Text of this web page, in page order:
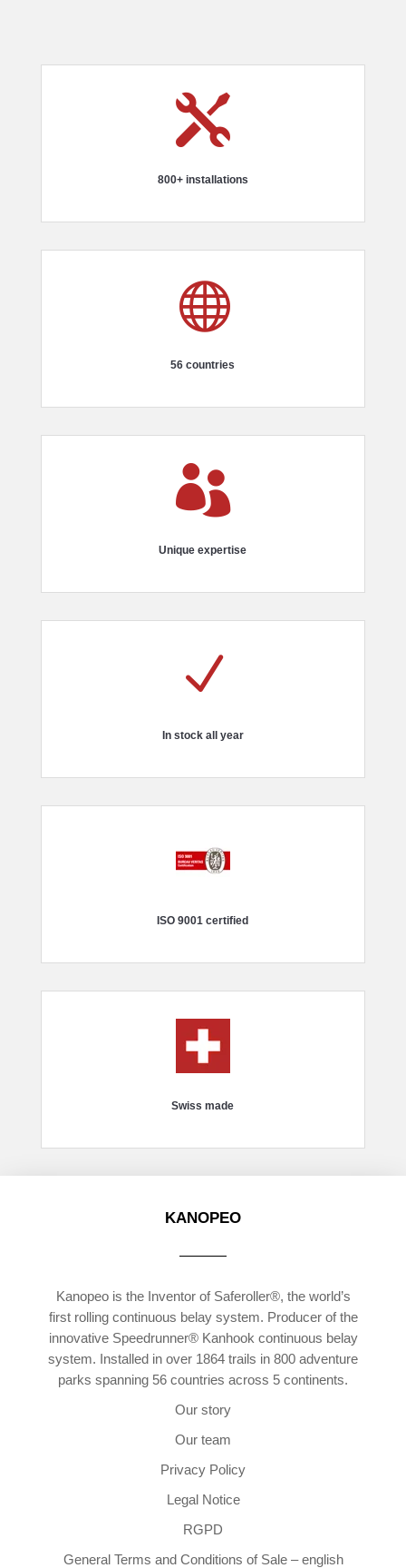

800+ installations

56 countries

Unique expertise
N
In stock all year
ISO 9001 certified
Swiss made
KANOPEO
Kanopeo is the Inventor of Saferoller®, the world’s
first rolling continuous belay system. Producer of the
innovative Speedrunner® Kanhook continuous belay
system. Installed in over 1864 trails in 800 adventure
parks spanning 56 countries across 5 continents.
Our story
Our team
Privacy Policy
Legal Notice
RGPD
General Terms and Conditions of Sale – english